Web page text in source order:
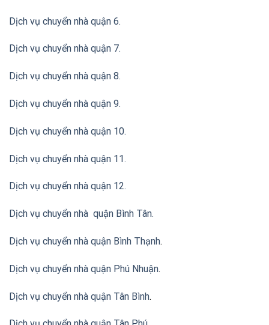
Dịch vụ chuyển nhà quận 6.
Dịch vụ chuyển nhà quận 7.
Dịch vụ chuyển nhà quận 8.
Dịch vụ chuyển nhà quận 9.
Dịch vụ chuyển nhà quận 10.
Dịch vụ chuyển nhà quận 11.
Dịch vụ chuyển nhà quận 12.
Dịch vụ chuyển nhà quận Bình Tân.
Dịch vụ chuyển nhà quận Bình Thạnh.
Dịch vụ chuyển nhà quận Phú Nhuận.
Dịch vụ chuyển nhà quận Tân Bình.